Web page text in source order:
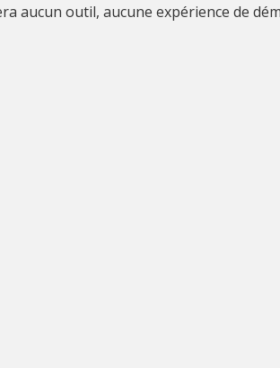
aucun outil, aucune expérience de